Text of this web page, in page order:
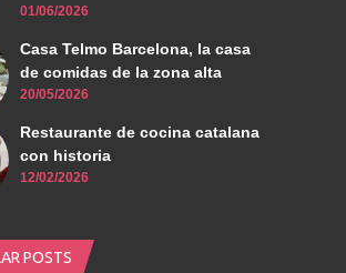
01/06/2026
Casa Telmo Barcelona, la casa
de comidas de la zona alta
20/05/2026
Restaurante de cocina catalana
con historia
12/02/2026
POSTS